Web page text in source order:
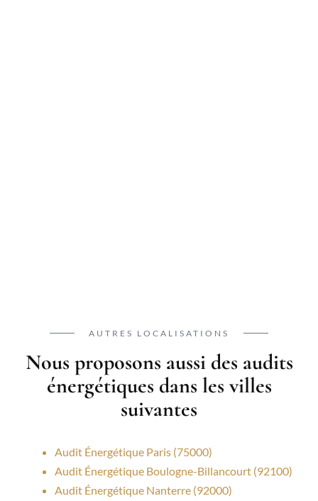
AUTRES LOCALISATIONS
Nous proposons aussi des audits
énergétiques dans les villes
suivantes
Audit Énergétique Paris (75000)
Audit Énergétique Boulogne-Billancourt (92100)
Audit Énergétique Nanterre (92000)